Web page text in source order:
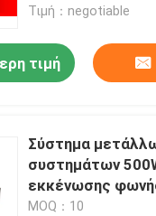
Τιμή：negotiable
τιμή
Σύστημα
συστημάτων
εκκένωσης
πυρκαγιάς CE
MOQ：10